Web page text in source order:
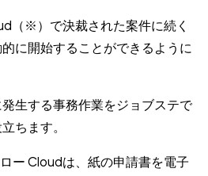
（※）で決裁された案件に続く
に開始することができるように
生する事務作業をジョブステで
ちます。
Cloudは、紙の申請書を電子